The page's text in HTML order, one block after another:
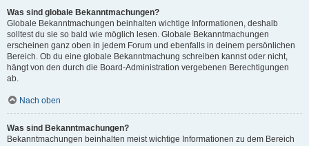
Was sind globale Bekanntmachungen?
Globale Bekanntmachungen beinhalten wichtige Informationen, deshalb
solltest du sie so bald wie möglich lesen. Globale Bekanntmachungen
erscheinen ganz oben in jedem Forum und ebenfalls in deinem persönlichen
Bereich. Ob du eine globale Bekanntmachung schreiben kannst oder nicht,
hängt von den durch die Board-Administration vergebenen Berechtigungen
ab.
Nach oben
Was sind Bekanntmachungen?
Bekanntmachungen beinhalten meist wichtige Informationen zu dem Bereich